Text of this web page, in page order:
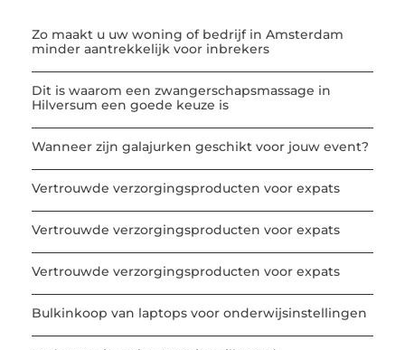
Zo maakt u uw woning of bedrijf in Amsterdam
minder aantrekkelijk voor inbrekers
Dit is waarom een zwangerschapsmassage in
Hilversum een goede keuze is
Wanneer zijn galajurken geschikt voor jouw event?
Vertrouwde verzorgingsproducten voor expats
Vertrouwde verzorgingsproducten voor expats
Vertrouwde verzorgingsproducten voor expats
Bulkinkoop van laptops voor onderwijsinstellingen